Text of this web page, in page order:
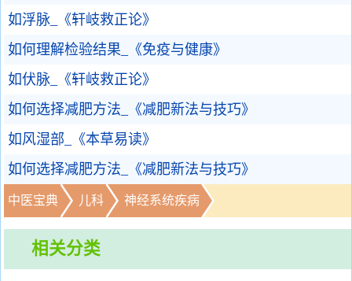
如浮脉_《轩岐救正论》
如何理解检验结果_《免疫与健康》
如伏脉_《轩岐救正论》
如何选择减肥方法_《减肥新法与技巧》
如风湿部_《本草易读》
如何选择减肥方法_《减肥新法与技巧》
中医宝典 儿科 神经系统疾病
相关分类